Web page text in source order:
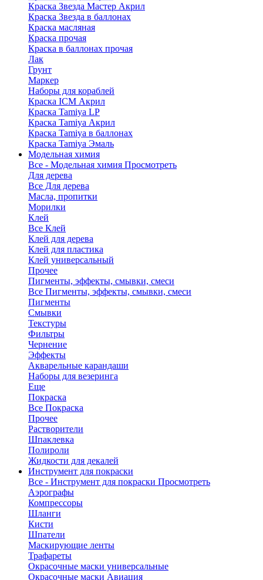
Краска Звезда Мастер Акрил
Краска Звезда в баллонах
Краска масляная
Краска прочая
Краска в баллонах прочая
Лак
Грунт
Маркер
Наборы для кораблей
Краска ICM Акрил
Краска Tamiya LP
Краска Tamiya Акрил
Краска Tamiya в баллонах
Краска Tamiya Эмаль
Модельная химия
Все - Модельная химия Просмотреть
Для дерева
Все Для дерева
Масла, пропитки
Морилки
Клей
Все Клей
Клей для дерева
Клей для пластика
Клей универсальный
Прочее
Пигменты, эффекты, смывки, смеси
Все Пигменты, эффекты, смывки, смеси
Пигменты
Смывки
Текстуры
Фильтры
Чернение
Эффекты
Акварельные карандаши
Наборы для везеринга
Еще
Покраска
Все Покраска
Прочее
Растворители
Шпаклевка
Полироли
Жидкости для декалей
Инструмент для покраски
Все - Инструмент для покраски Просмотреть
Аэрографы
Компрессоры
Шланги
Кисти
Шпатели
Маскирующие ленты
Трафареты
Окрасочные маски универсальные
Окрасочные маски Авиация